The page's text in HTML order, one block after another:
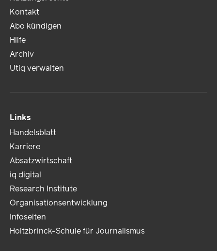
Kontakt
Abo kündigen
Hilfe
Archiv
Utiq verwalten
Links
Handelsblatt
Karriere
Absatzwirtschaft
iq digital
Research Institute
Organisationsentwicklung
Infoseiten
Holtzbrinck-Schule für Journalismus